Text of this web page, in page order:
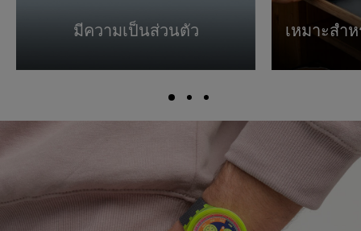
มีความเป็นส่วนตัว เหมาะสำ